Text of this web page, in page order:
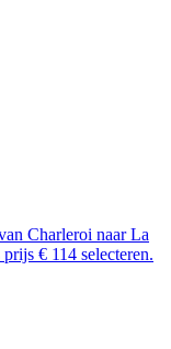
Charleroi naar La
€ 114 selecteren.